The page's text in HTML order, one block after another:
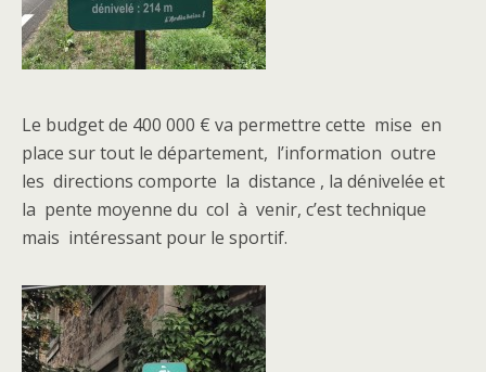
Le budget de 400 000 € va permettre cette mise en
place sur tout le département, l’information outre
les directions comporte la distance , la dénivelée et
la pente moyenne du col à venir, c’est technique
mais intéressant pour le sportif.